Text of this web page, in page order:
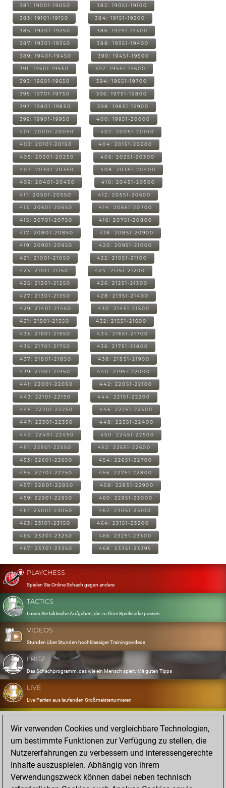
381: 19001-19050 382: 19051-19100
383: 19101-19150 384: 19151-19200
385: 19201-19250 386: 19251-19300
387: 19301-19350 388: 19351-19400
389: 19401-19450 390: 19451-19500
391: 19501-19550 392: 19551-19600
393: 19601-19650 394: 19651-19700
395: 19701-19750 396: 19751-19800
397: 19801-19850 398: 19851-19900
399: 19901-19950 400: 19951-20000
401: 20001-20050 402: 20051-20100
403: 20101-20150 404: 20151-20200
405: 20201-20250 406: 20251-20300
407: 20301-20350 408: 20351-20400
409: 20401-20450 410: 20451-20500
411: 20501-20550 412: 20551-20600
413: 20601-20650 414: 20651-20700
415: 20701-20750 416: 20751-20800
417: 20801-20850 418: 20851-20900
419: 20901-20950 420: 20951-21000
421: 21001-21050 422: 21051-21100
423: 21101-21150 424: 21151-21200
425: 21201-21250 426: 21251-21300
427: 21301-21350 428: 21351-21400
429: 21401-21450 430: 21451-21500
431: 21501-21550 432: 21551-21600
433: 21601-21650 434: 21651-21700
435: 21701-21750 436: 21751-21800
437: 21801-21850 438: 21851-21900
439: 21901-21950 440: 21951-22000
441: 22001-22050 442: 22051-22100
443: 22101-22150 444: 22151-22200
445: 22201-22250 446: 22251-22300
447: 22301-22350 448: 22351-22400
449: 22401-22450 450: 22451-22500
451: 22501-22550 452: 22551-22600
453: 22601-22650 454: 22651-22700
455: 22701-22750 456: 22751-22800
457: 22801-22850 458: 22851-22900
459: 22901-22950 460: 22951-23000
461: 23001-23050 462: 23051-23100
463: 23101-23150 464: 23151-23200
465: 23201-23250 466: 23251-23300
467: 23301-23350 468: 23351-23395
PLAYCHESS
Spielen Sie Online Schach gegen andere
TACTICS
Lösen Sie taktische Aufgaben, die zu Ihrer Spielstärke passen
VIDEOS
Stunden über Stunden hochklassiger Trainingsvideos
FRITZ
Das Schachprogramm, das wie ein Mensch spielt. Mit guten Tipps
LIVE
Live Partien aus laufenden Großmeisterturnieren
OPENINGS
Erfassen und Üben Sie Ihr Eröffnungsrepertoire
DATABASE
Acht Millionen starke Partien
MYGAMES
Speichern und analysieren Sie eigene Partien in der Cloud
Wir verwenden Cookies und vergleichbare Technologien,
um bestimmte Funktionen zur Verfügung zu stellen, die
Nutzererfahrungen zu verbessern und interessengerechte
Inhalte auszuspielen. Abhängig von ihrem
Verwendungszweck können dabei neben technisch